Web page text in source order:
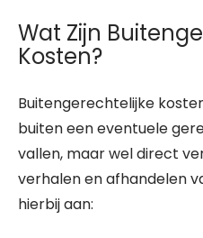
Wat Zijn
Kosten?
Buitengerechtelijke
buiten een eventuele
vallen, maar wel direct
verhalen en afhandelen
hierbij aan: